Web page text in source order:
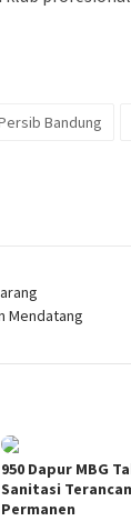
Bandung
Mendatang
950 Dapur MBG
Sanitasi
Permanen